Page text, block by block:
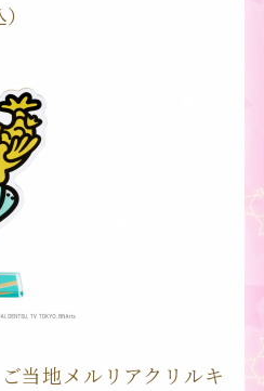
AIKATSU！
PORTAL SITE
地メルリアクリルキ